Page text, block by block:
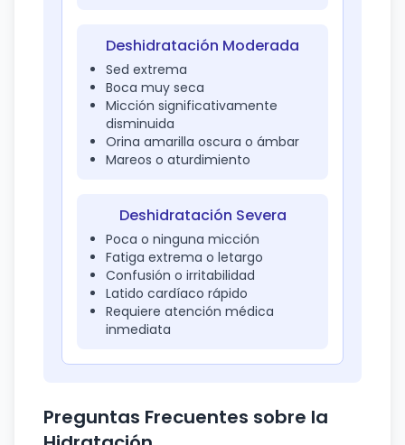
Deshidratación Moderada
Sed extrema
Boca muy seca
Micción significativamente
disminuida
Orina amarilla oscura o ámbar
Mareos o aturdimiento
Deshidratación Severa
Poca o ninguna micción
Fatiga extrema o letargo
Confusión o irritabilidad
Latido cardíaco rápido
Requiere atención médica
inmediata
Preguntas Frecuentes sobre la